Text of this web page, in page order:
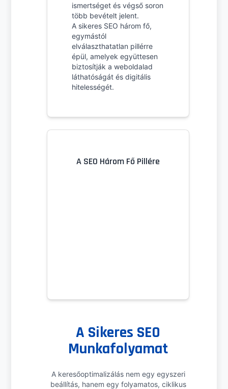
ismertséget és végső soron
több bevételt jelent.
A sikeres SEO három fő,
egymástól
elválaszthatatlan pillérre
épül, amelyek együttesen
biztosítják a weboldalad
láthatóságát és digitális
hitelességét.
A SEO Három Fő Pillére
A Sikeres SEO
Munkafolyamat
A keresőoptimalizálás nem egy egyszeri
beállítás, hanem egy folyamatos, ciklikus